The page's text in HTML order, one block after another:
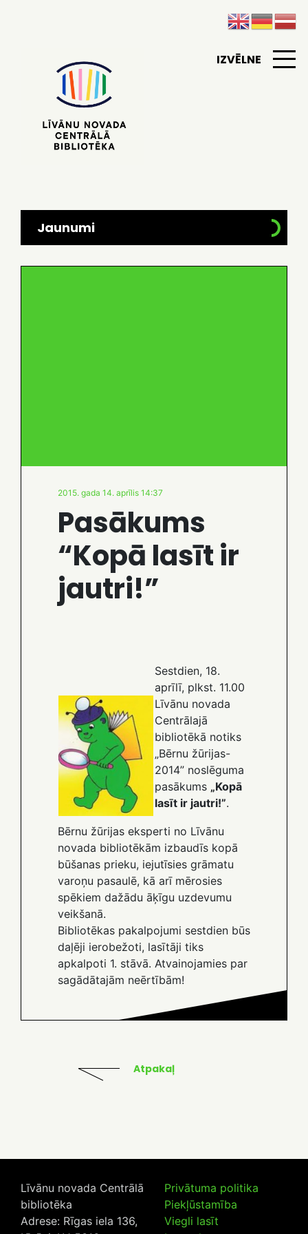
IZVĒLNE
Jaunumi
2015. gada 14. aprīlis 14:37
Pasākums
“Kopā lasīt ir
jautri!”
Sestdien, 18.
aprīlī, plkst. 11.00
Līvānu novada
Centrālajā
bibliotēkā notiks
„Bērnu žūrijas-
2014” noslēguma
pasākums „Kopā
lasīt ir jautri!”.
Bērnu žūrijas eksperti no Līvānu
novada bibliotēkām izbaudīs kopā
būšanas prieku, iejutīsies grāmatu
varoņu pasaulē, kā arī mērosies
spēkiem dažādu āķīgu uzdevumu
veikšanā.
Bibliotēkas pakalpojumi sestdien būs
daļēji ierobežoti, lasītāji tiks
apkalpoti 1. stāvā. Atvainojamies par
sagādātajām neērtībām!
Atpakaļ
Līvānu novada Centrālā
bibliotēka
Adrese: Rīgas iela 136,
Privātuma politika
Piekļūstamība
Viegli lasīt